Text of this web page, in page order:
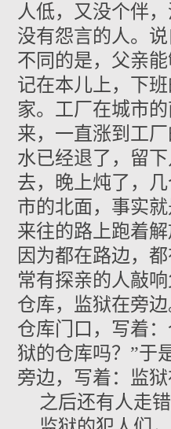
人低，又没个伴
没有怨言的人。
不同的是，父亲
记在本儿上，下
家。工厂在城市
来，一直涨到工
水已经退了，留
去，晚上炖了，
市的北面，事实
来往的路上跑着
因为都在路边，
常有探亲的人敲
仓库，监狱在旁
仓库门口，写着
狱的仓库吗？”于
旁边，写着：监
之后还有人走